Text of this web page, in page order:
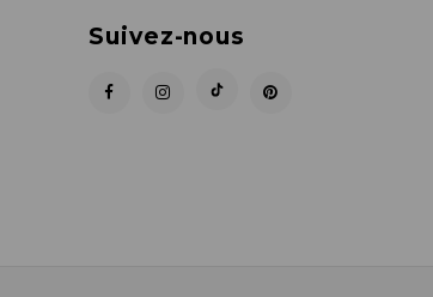
Suivez-nous